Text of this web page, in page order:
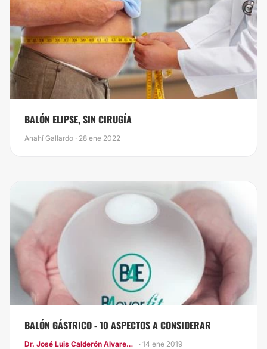
BALÓN ELIPSE, SIN CIRUGÍA
Anahí Gallardo · 28 ene 2022
BALÓN GÁSTRICO - 10 ASPECTOS A CONSIDERAR
Dr. José Luis Calderón Alvarez Tostado · 14 ene 2019